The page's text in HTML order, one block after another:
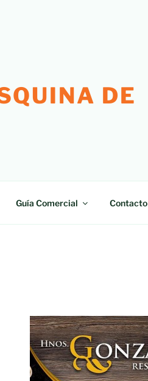
DE
Guía Comercial Contacto